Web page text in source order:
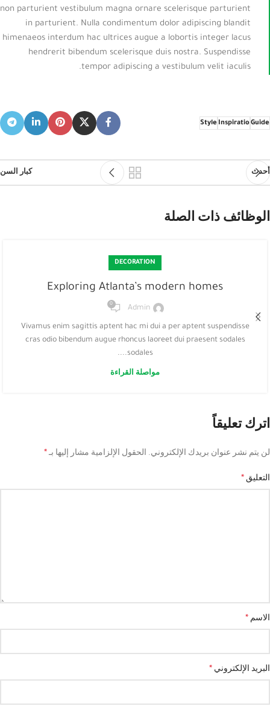
non parturient vestibulum magna ornare scelerisque parturient
in parturient. Nulla condimentum dolor adipiscing blandit
himenaeos interdum hac ultrices augue a lobortis integer lacus
hendrerit bibendum scelerisque duis nostra. Suspendisse
tempor adipiscing a vestibulum velit iaculis.
Guide
Inspiratio
Style
أحدث كبار السن
الوظائف ذات الصلة
DECORATION
Exploring Atlanta’s modern homes
Admin
0
Vivamus enim sagittis aptent hac mi dui a per aptent suspendisse
cras odio bibendum augue rhoncus laoreet dui praesent sodales
sodales....
مواصلة القراءة
اترك تعليقاً
لن يتم نشر عنوان بريدك الإلكتروني. الحقول الإلزامية مشار إليها بـ *
التعليق *
الاسم *
البريد الإلكتروني *